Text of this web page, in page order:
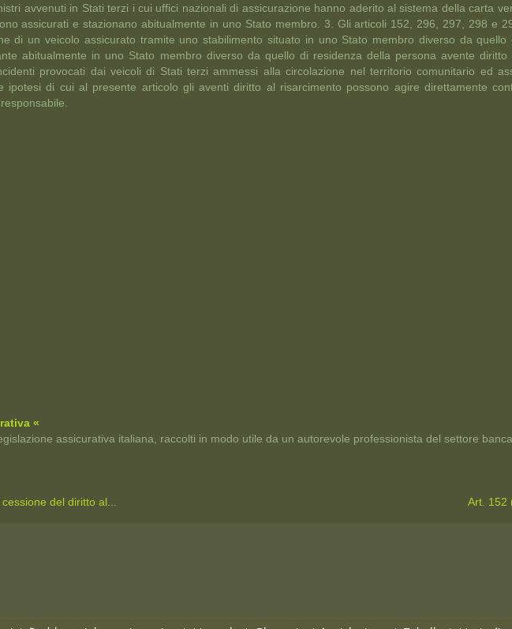
avvenuti in Stati terzi i cui uffici nazionali di assicurazione hanno aderito al sistema della carta
assicurati e stazionano abitualmente in uno Stato membro. 3. Gli articoli 152, 296, 297, 298 e
di un veicolo assicurato tramite uno stabilimento situato in uno Stato membro diverso da
abitualmente in uno Stato membro diverso da quello di residenza della persona avente
provocati dai veicoli di Stati terzi ammessi alla circolazione nel territorio comunitario ed
ipotesi di cui al presente articolo gli aventi diritto al risarcimento possono agire direttamente
«
assicurativa italiana, raccolti in modo utile da un autorevole professionista del settore
del diritto al...
Art. 152